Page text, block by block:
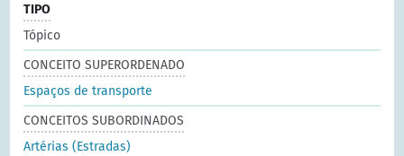
TIPO
Tópico
CONCEITO SUPERORDENADO
Espaços de transporte
CONCEITOS SUBORDINADOS
Artérias (Estradas)